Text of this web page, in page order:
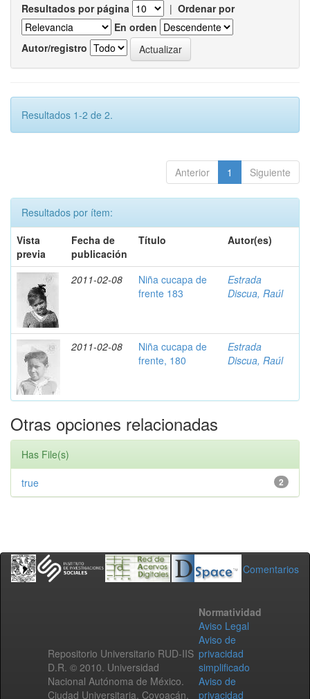
Resultados por página | Ordenar por
En orden
Autor/registro
Resultados 1-2 de 2.
Anterior 1 Siguiente
Resultados por ítem:
Vista
previa
Fecha de
publicación
Título Autor(es)
2011-02-08
Niña cucapa de
frente 183
Estrada
Discua, Raúl
2011-02-08
Niña cucapa de
frente, 180
Estrada
Discua, Raúl
Otras opciones relacionadas
Has File(s)
2
true
Comentarios
Repositorio Universitario RUD-IIS
D.R. © 2010. Universidad
Nacional Autónoma de México.
Ciudad Universitaria, Coyoacán,
Normatividad
Aviso Legal
Aviso de
privacidad
simplificado
Aviso de
privacidad